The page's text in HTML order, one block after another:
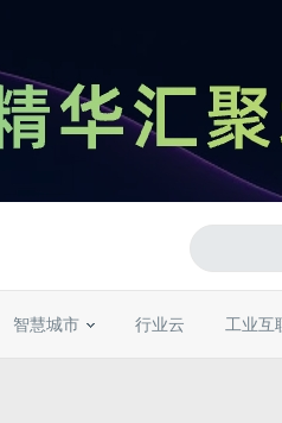
智慧城市 行业云 工业互